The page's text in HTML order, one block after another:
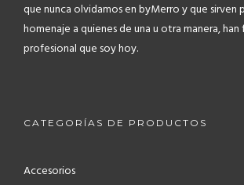
que nunca olvidamos en byMerro y que sirven
homenaje a quienes de una u otra manera,
profesional que soy hoy.
CATEGORÍAS DE PRODUCTOS
Accesorios